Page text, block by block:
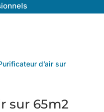
d’air sur
sur 65m2